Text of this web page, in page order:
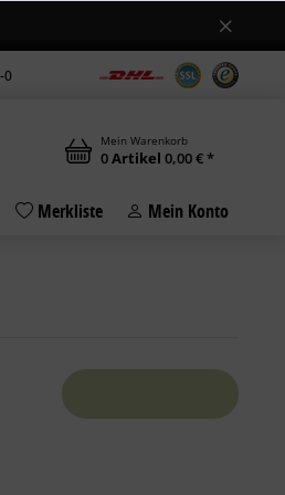
Jetzt auch samstags geöffnet
0
Mein Warenkorb
0Artikel 0,00 € *
Merkliste Mein Konto